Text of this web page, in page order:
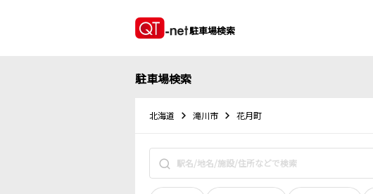
駐車場検索
駐車場検索
北海道 滝川市 花月町